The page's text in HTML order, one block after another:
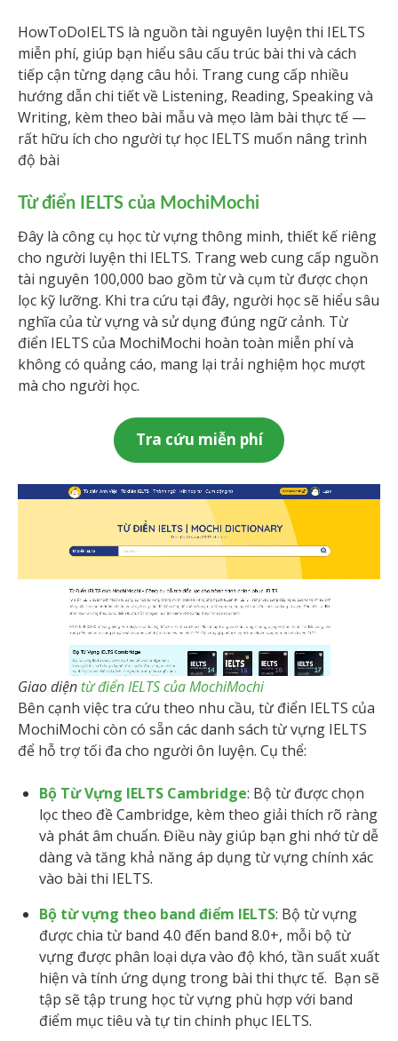
HowToDoIELTS là nguồn tài nguyên luyện thi IELTS
miễn phí, giúp bạn hiểu sâu cấu trúc bài thi và cách
tiếp cận từng dạng câu hỏi. Trang cung cấp nhiều
hướng dẫn chi tiết về Listening, Reading, Speaking và
Writing, kèm theo bài mẫu và mẹo làm bài thực tế —
rất hữu ích cho người tự học IELTS muốn nâng trình
độ bài
Từ điển IELTS của MochiMochi
Đây là công cụ học từ vựng thông minh, thiết kế riêng
cho người luyện thi IELTS. Trang web cung cấp nguồn
tài nguyên 100,000 bao gồm từ và cụm từ được chọn
lọc kỹ lưỡng. Khi tra cứu tại đây, người học sẽ hiểu sâu
nghĩa của từ vựng và sử dụng đúng ngữ cảnh. Từ
điển IELTS của MochiMochi hoàn toàn miễn phí và
không có quảng cáo, mang lại trải nghiệm học mượt
mà cho người học.
Tra cứu miễn phí
Giao diện từ điển IELTS của MochiMochi
Bên cạnh việc tra cứu theo nhu cầu, từ điển IELTS của
MochiMochi còn có sẵn các danh sách từ vựng IELTS
để hỗ trợ tối đa cho người ôn luyện. Cụ thể:
Bộ Từ Vựng IELTS Cambridge: Bộ từ được chọn
lọc theo đề Cambridge, kèm theo giải thích rõ ràng
và phát âm chuẩn. Điều này giúp bạn ghi nhớ từ dễ
dàng và tăng khả năng áp dụng từ vựng chính xác
vào bài thi IELTS.
Bộ từ vựng theo band điểm IELTS: Bộ từ vựng
được chia từ band 4.0 đến band 8.0+, mỗi bộ từ
vựng được phân loại dựa vào độ khó, tần suất xuất
hiện và tính ứng dụng trong bài thi thực tế. Bạn sẽ
tập sẽ tập trung học từ vựng phù hợp với band
điểm mục tiêu và tự tin chinh phục IELTS.